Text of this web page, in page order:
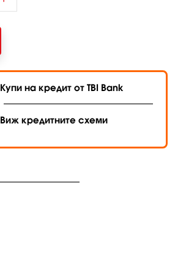
Купи на кредит от TBI Bank
Виж кредитните схеми